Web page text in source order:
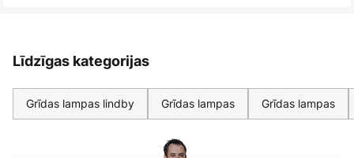
Līdzīgas kategorijas
Grīdas lampas lindby Grīdas lampas Grīdas lampas